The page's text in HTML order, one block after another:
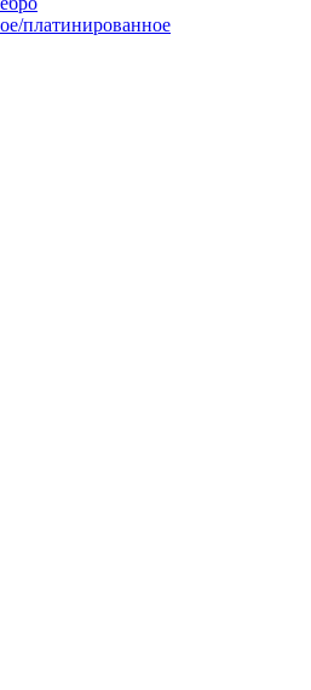
платинированное